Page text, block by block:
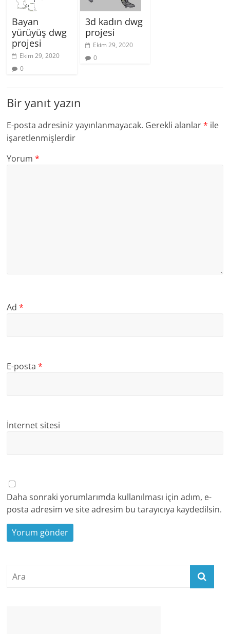
Bayan
yürüyüş dwg
projesi
Ekim 29, 2020
0
3d kadın dwg
projesi
Ekim 29, 2020
0
Bir yanıt yazın
E-posta adresiniz yayınlanmayacak. Gerekli alanlar* ile
işaretlenmişlerdir
Yorum*
Ad*
E-posta*
İnternet sitesi
Daha sonraki yorumlarımda kullanılması için adım, e-
posta adresim ve site adresim bu tarayıcıya kaydedilsin.